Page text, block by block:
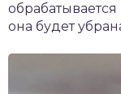
она будет